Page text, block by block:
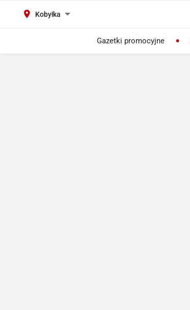
Kobyłka
Gazetki promocyjne